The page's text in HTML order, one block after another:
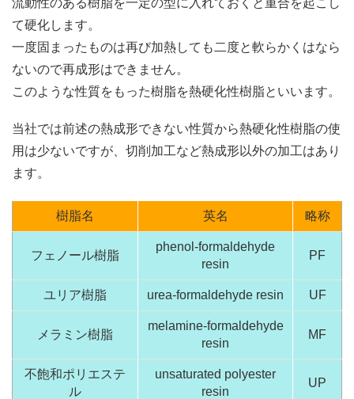
流動性のある樹脂を一定の型に入れておくと重合を起こし
て硬化します。
一度固まったものは再び加熱しても二度と軟らかくはなら
ないので再成形はできません。
このような性質をもった樹脂を熱硬化性樹脂といいます。
当社では前述の熱成形できない性質から熱硬化性樹脂の使
用は少ないですが、切削加工など熱成形以外の加工はあり
ます。
樹脂名 英名 略称
フェノール樹脂
phenol-formaldehyde
resin
PF
ユリア樹脂 urea-formaldehyde resin UF
メラミン樹脂
melamine-formaldehyde
resin
MF
不飽和ポリエステ
ル
unsaturated polyester
resin
UP